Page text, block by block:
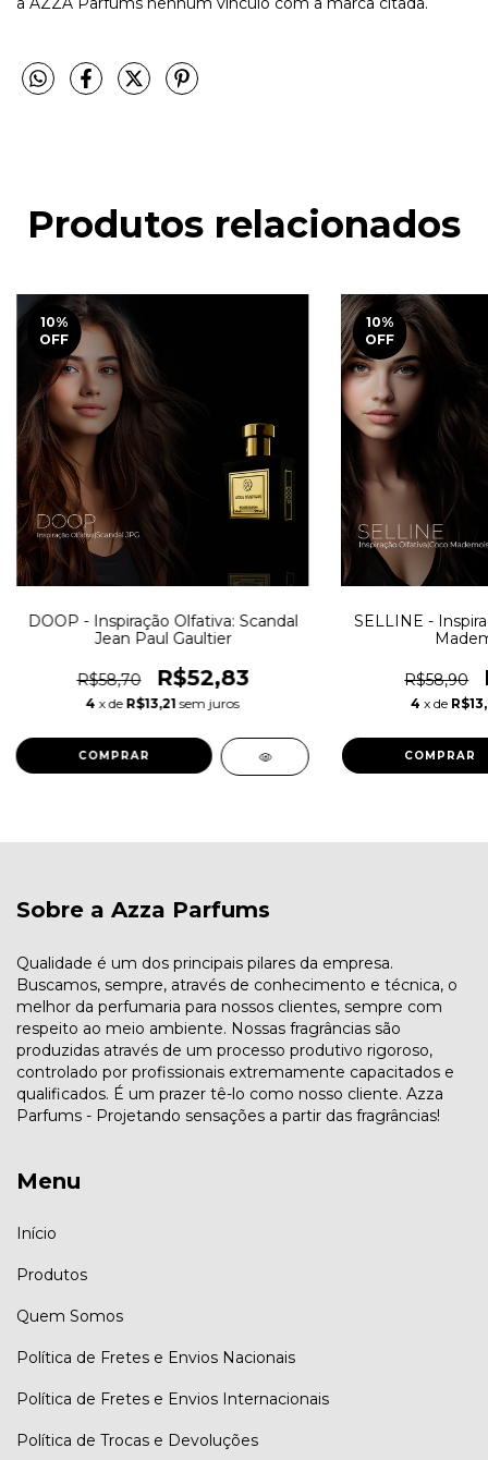
Produtos relacionados
10%
OFF
DOOP - Inspiração Olfativa: Scandal
Jean Paul Gaultier
R$58,70 R$52,83
4 x de R$13,21 sem juros
COMPRAR
10%
OFF
SELLINE -
R$58,90
4 x de
COMPRAR
Sobre a Azza Parfums
Qualidade é um dos principais pilares da empresa.
Buscamos, sempre, através de conhecimento e técnica, o
melhor da perfumaria para nossos clientes, sempre com
respeito ao meio ambiente. Nossas fragrâncias são
produzidas através de um processo produtivo rigoroso,
controlado por profissionais extremamente capacitados e
qualificados. É um prazer tê-lo como nosso cliente. Azza
Parfums - Projetando sensações a partir das fragrâncias!
Menu
Início
Produtos
Quem Somos
Política de Fretes e Envios Nacionais
Política de Fretes e Envios Internacionais
Política de Trocas e Devoluções